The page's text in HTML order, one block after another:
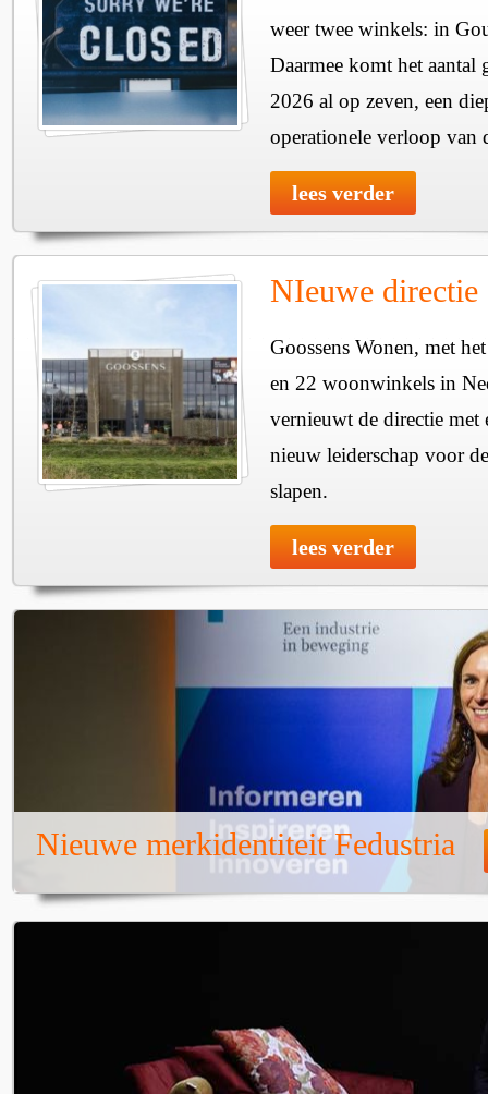
weer twee winkels: in
Daarmee komt het aantal
2026 al op zeven, een
operationele verloop van
lees verder
NIeuwe directie
Goossens Wonen, met
en 22 woonwinkels in
vernieuwt de directie met
nieuw leiderschap voor
slapen.
lees verder
Nieuwe merkidentiteit Fedustria